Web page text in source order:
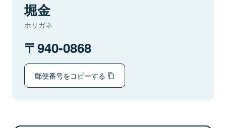
堀金
ホリガネ
940-0868
郵便番号をコピーする